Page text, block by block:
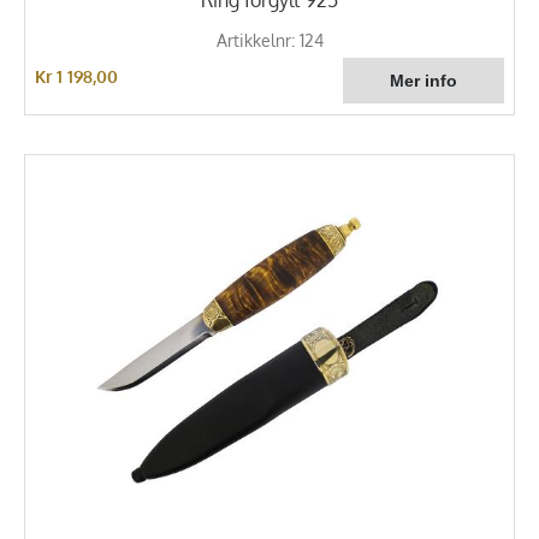
Artikkelnr: 124
Kr 1 198,00